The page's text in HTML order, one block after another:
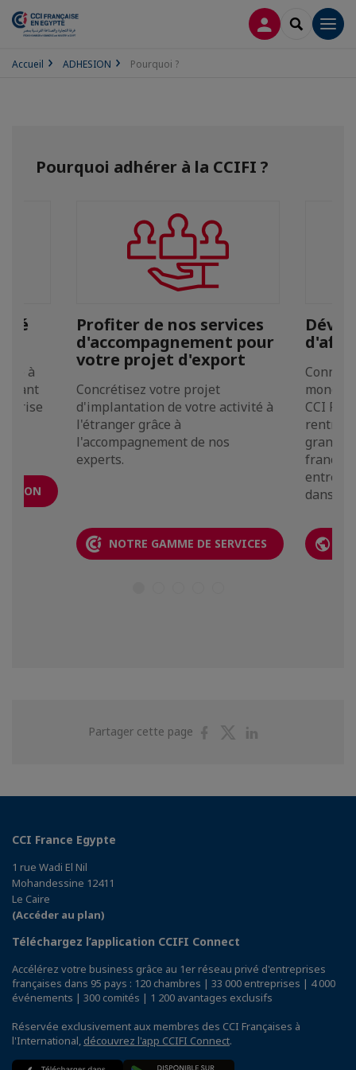
CONNEXION
Accueil ADHESION Pourquoi ?
Pourquoi adhérer à la CCIFI ?
à
Profiter de nos services
d'accompagnement pour
votre projet d'export
Concrétisez votre projet
d'implantation de votre activité à
l'étranger grâce à
l'accompagnement de nos
experts.
NOTRE GAMME DE SERVICES
CCI
rentrez
grande
dans 90
Partager cette page
PartagerPartager
CCI France Egypte
1 rue Wadi El Nil
Mohandessine 12411
Le Caire
(Accéder au plan)
Téléchargez l’application CCIFI Connect
Accélérez votre business grâce au 1er réseau privé d'entreprises
françaises dans 95 pays : 120 chambres | 33 000 entreprises | 4 000
événements | 300 comités | 1 200 avantages exclusifs
Réservée exclusivement aux membres des CCI Françaises à
l'International, découvrez l'app CCIFI Connect.